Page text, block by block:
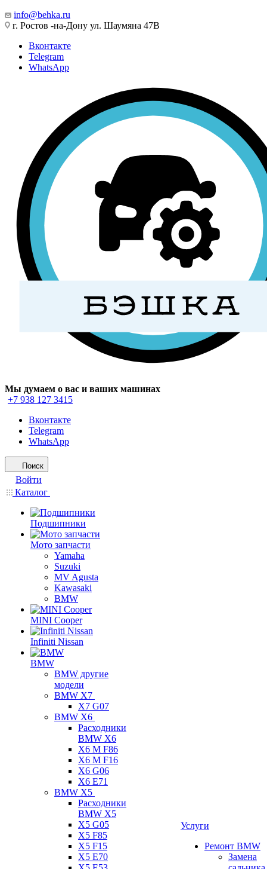
info@behka.ru
г. Ростов -на-Дону ул. Шаумяна 47В
Вконтакте
Telegram
WhatsApp
Мы думаем о вас и ваших машинах
+7 938 127 3415
Вконтакте
Telegram
WhatsApp
Поиск
Войти
Каталог
Подшипники
Мото запчасти
Yamaha
Suzuki
MV Agusta
Kawasaki
BMW
MINI Cooper
Infiniti Nissan
BMW
BMW другие
модели
BMW X7
X7 G07
BMW X6
Расходники
BMW X6
X6 M F86
X6 M F16
X6 G06
X6 E71
BMW X5
Расходники
BMW X5
X5 G05
X5 F85
X5 F15
X5 E70
Услуги
Ремонт BMW
Замена